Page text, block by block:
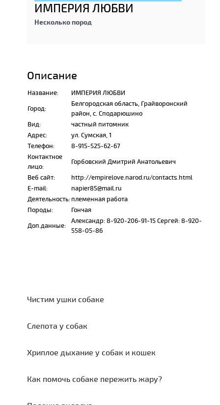
ИМПЕРИЯ ЛЮБВИ
Несколько пород
Описание
Название:
ИМПЕРИЯ ЛЮБВИ
Город:
Белгородская область, Грайворонский
район, с. Сподарюшино
Вид:
частный питомник
Адрес:
ул. Сумская, 1
Телефон:
8-915-525-62-67
Контактное
лицо:
Горбовский Дмитрий Анатольевич
Веб сайт:
http://empirelove.narod.ru/contacts.html
E-mail:
napier85@mail.ru
Деятельность:племенная работа
Породы:
Гончая
Доп.данные:
Александр: 8-920-206-91-15 Сергей: 8-920-
558-05-86
Чистим ушки собаке
Слепота у собак
Хриплое дыхание у собак и кошек
Как помочь собаке пережить жару?